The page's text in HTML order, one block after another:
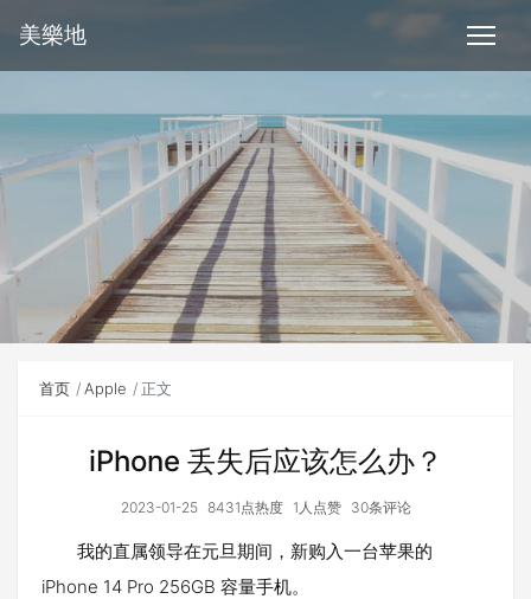
美樂地
首页 Apple 正文
iPhone 丢失后应该怎么办？
2023-01-25 8431点热度 1人点赞 30条评论
我的直属领导在元旦期间，新购入一台苹果的
iPhone 14 Pro 256GB 容量手机。